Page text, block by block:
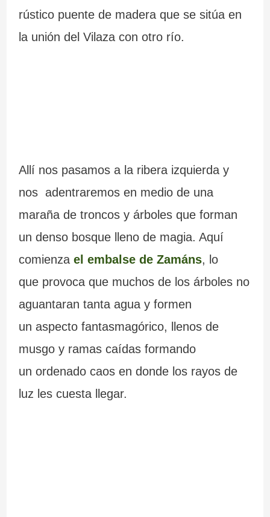
rústico puente de madera que se sitúa en
la unión del Vilaza con otro río.
Allí nos pasamos a la ribera izquierda y
nos adentraremos en medio de una
maraña de troncos y árboles que forman
un denso bosque lleno de magia. Aquí
comienza el embalse de Zamáns, lo
que provoca que muchos de los árboles no
aguantaran tanta agua y formen
un aspecto fantasmagórico, llenos de
musgo y ramas caídas formando
un ordenado caos en donde los rayos de
luz les cuesta llegar.